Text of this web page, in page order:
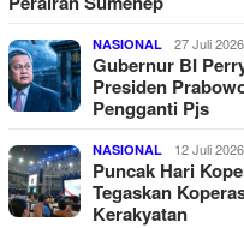
NASIONAL 27 Juli 2026
Gubernur BI
Presiden
Pengganti Pjs
NASIONAL 12 Juli 2026
Puncak Hari
Tegaskan
Kerakyatan